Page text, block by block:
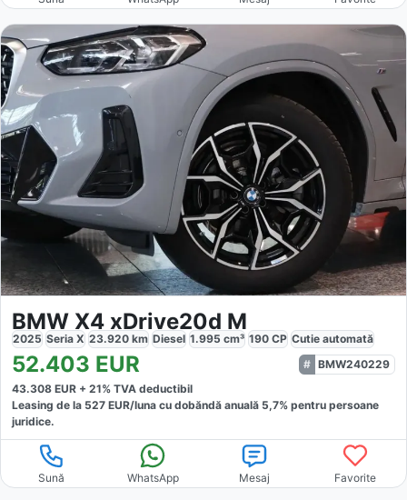
BMW X4 xDrive20d M
2025 Seria X 23.920 km Diesel 1.995 cm³ 190 CP Cutie automată
52.403 EUR
BMW240229
43.308 EUR + 21% TVA deductibil
Leasing de la 527 EUR/luna cu dobăndă anuală 5,7% pentru persoane
juridice.
Sună WhatsApp Mesaj Favorite